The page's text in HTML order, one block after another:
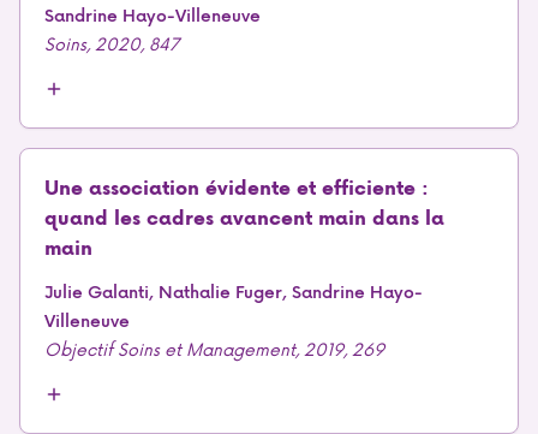
Sandrine Hayo-Villeneuve
Soins, 2020, 847
Une association évidente et efficiente :
quand les cadres avancent main dans la
main
Julie Galanti, Nathalie Fuger, Sandrine Hayo-
Villeneuve
Objectif Soins et Management, 2019, 269